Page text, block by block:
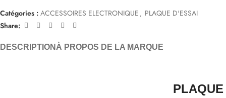
Catégories : ACCESSOIRES ELECTRONIQUE , PLAQUE D'ESSAI
Share:
DESCRIPTION À PROPOS DE LA MARQUE
PLAQUE